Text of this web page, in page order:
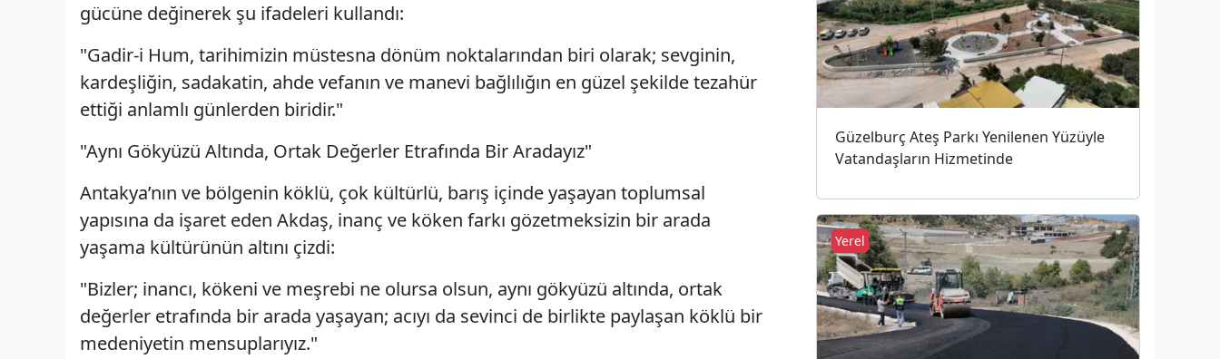
gücüne değinerek şu ifadeleri kullandı:
"Gadir-i Hum, tarihimizin müstesna dönüm noktalarından biri olarak; sevginin,
kardeşliğin, sadakatin, ahde vefanın ve manevi bağlılığın en güzel şekilde tezahür
ettiği anlamlı günlerden biridir."
"Aynı Gökyüzü Altında, Ortak Değerler Etrafında Bir Aradayız"
Antakya’nın ve bölgenin köklü, çok kültürlü, barış içinde yaşayan toplumsal
yapısına da işaret eden Akdaş, inanç ve köken farkı gözetmeksizin bir arada
yaşama kültürünün altını çizdi:
"Bizler; inancı, kökeni ve meşrebi ne olursa olsun, aynı gökyüzü altında, ortak
değerler etrafında bir arada yaşayan; acıyı da sevinci de birlikte paylaşan köklü bir
medeniyetin mensuplarıyız."
Güzelburç Ateş Parkı Yenilenen Yüzüyle
Vatandaşların Hizmetinde
Yerel